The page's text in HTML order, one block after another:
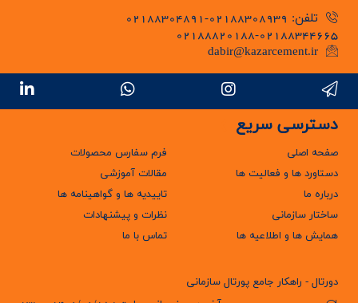
تلفن: 02188308939-02188304891
02188820188-02188344665
dabir@kazarcement.ir
دسترسی سریع
صفحه اصلی
دستاورد ها و فعالیت ها
درباره ما
ساختار سازمانی
همایش ها و اطلاعیه ها
فرم سفارس محصولات
مقالات آموزشی
تاییدیه ها و گواهینامه ها
نظرات و پیشنهادات
تماس با ما
دورتال - راهکار جامع پورتال سازمانی